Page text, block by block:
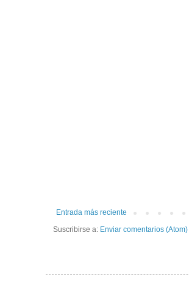
Entrada más reciente
Suscribirse a: Enviar comentarios (Atom)